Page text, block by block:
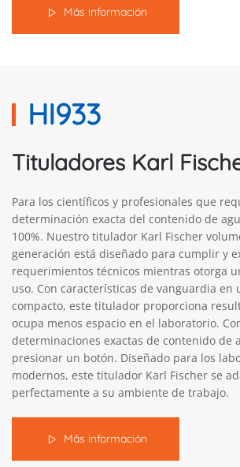
Más información
HI933
Tituladores Karl
Para los científicos y profesionales que
determinación exacta del contenido de
100%. Nuestro titulador Karl Fischer
generación está diseñado para cumplir y
requerimientos técnicos mientras otorga
uso. Con características de vanguardia en
compacto, este titulador proporciona
ocupa menos espacio en el laboratorio.
determinaciones exactas de contenido de
presionar un botón. Diseñado para los
modernos, este titulador Karl Fischer se
perfectamente a su ambiente de trabajo.
Más información